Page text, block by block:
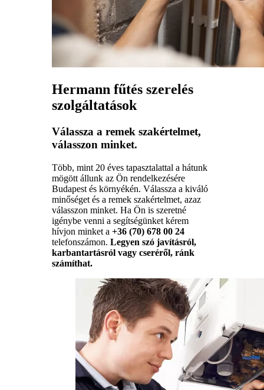
Hermann fűtés szerelés
szolgáltatások
Válassza a remek szakértelmet,
válasszon minket.
Több, mint 20 éves tapasztalattal a hátunk
mögött állunk az Ön rendelkezésére
Budapest és környékén. Válassza a kiváló
minőséget és a remek szakértelmet, azaz
válasszon minket. Ha Ön is szeretné
igénybe venni a segítségünket kérem
hívjon minket a +36 (70) 678 00 24
telefonszámon. Legyen szó javításról,
karbantartásról vagy cseréről, ránk
számíthat.